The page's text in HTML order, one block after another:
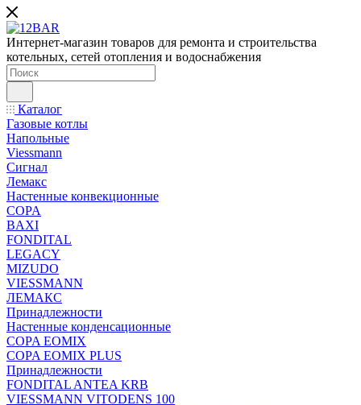
Интернет-магазин товаров для ремонта и строительства
котельных, сетей отопления и водоснабжения
Каталог
Газовые котлы
Напольные
Viessmann
Сигнал
Лемакс
Настенные конвекционные
COPA
BAXI
FONDITAL
LEGACY
MIZUDO
VIESSMANN
ЛЕМАКС
Принадлежности
Настенные конденсационные
COPA EOMIX
COPA EOMIX PLUS
Принадлежности
FONDITAL ANTEA KRB
VIESSMANN VITODENS 100